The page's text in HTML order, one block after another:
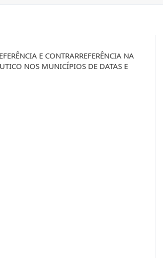
E CONTRARREFERÊNCIA NA
NOS MUNICÍPIOS DE DATAS E